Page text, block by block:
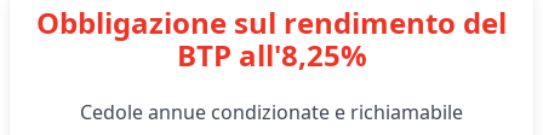
Obbligazione sul rendimento del
BTP all'8,25%
Cedole annue condizionate e richiamabile